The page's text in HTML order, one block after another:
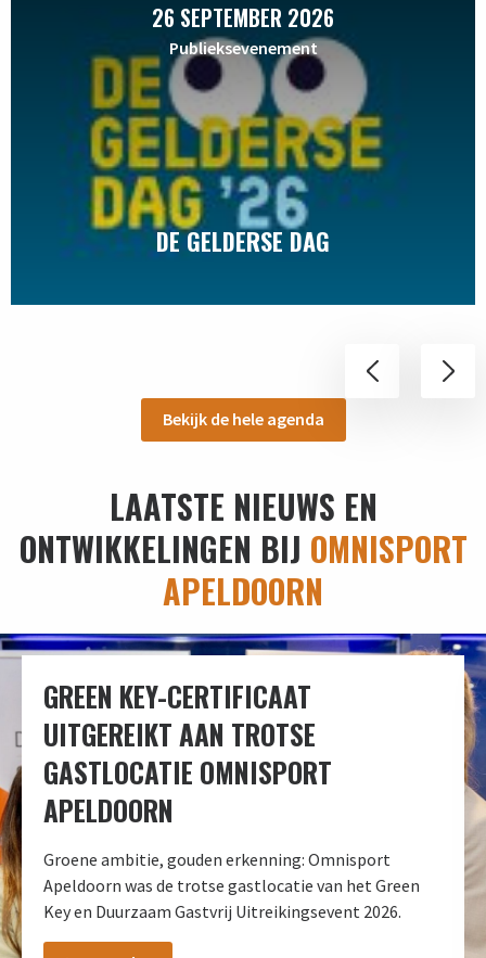
26 SEPTEMBER 2026
Publieksevenement
DE GELDERSE DAG
Bekijk de hele agenda
LAATSTE NIEUWS EN
ONTWIKKELINGEN BIJ OMNISPORT
APELDOORN
GREEN KEY-CERTIFICAAT
UITGEREIKT AAN TROTSE
GASTLOCATIE OMNISPORT
APELDOORN
Groene ambitie, gouden erkenning: Omnisport
Apeldoorn was de trotse gastlocatie van het Green
Key en Duurzaam Gastvrij Uitreikingsevent 2026.